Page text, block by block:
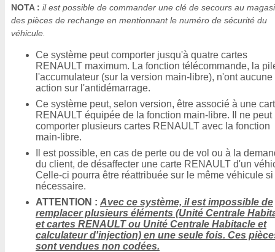
NOTA : il est possible de commander une clé de secours au
des pièces de rechange en mentionnant le numéro de sécurité du
véhicule.
Ce système peut comporter jusqu'à quatre cartes
RENAULT maximum. La fonction télécommande, la
l'accumulateur (sur la version main-libre), n'ont aucune
action sur l'antidémarrage.
Ce système peut, selon version, être associé à une
RENAULT équipée de la fonction main-libre. Il ne peut
comporter plusieurs cartes RENAULT avec la fonction
main-libre.
Il est possible, en cas de perte ou de vol ou à la
du client, de désaffecter une carte RENAULT d'un
Celle-ci pourra être réattribuée sur le même véhicule si
nécessaire.
ATTENTION : Avec ce système, il est impossible de
remplacer plusieurs éléments (Unité Centrale
et cartes RENAULT ou Unité Centrale Habitacle et
calculateur d'injection) en une seule fois. Ces
sont vendues non codées.